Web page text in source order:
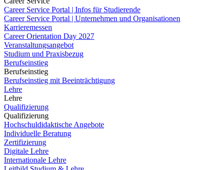
Career Service Portal | Infos für Studierende
Career Service Portal | Unternehmen und Organisationen
Karrieremessen
Career Orientation Day 2027
Veranstaltungsangebot
Studium und Praxisbezug
Berufseinstieg
Berufseinstieg
Berufseinstieg mit Beeinträchtigung
Lehre
Lehre
Qualifizierung
Qualifizierung
Hochschuldidaktische Angebote
Individuelle Beratung
Zertifizierung
Digitale Lehre
Internationale Lehre